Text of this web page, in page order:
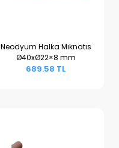
Sepete Ekle
Neodyum Halka Mıknatıs
Ø40xØ22×8 mm
689.58 TL